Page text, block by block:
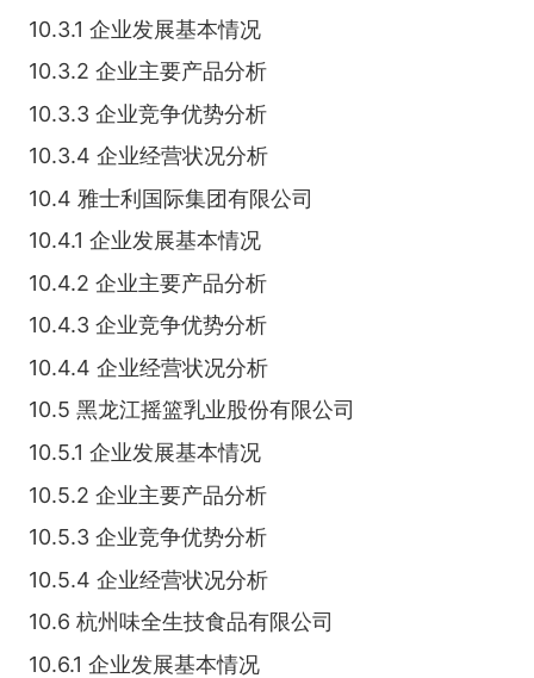
10.3.1 企业发展基本情况
10.3.2 企业主要产品分析
10.3.3 企业竞争优势分析
10.3.4 企业经营状况分析
10.4 雅士利国际集团有限公司
10.4.1 企业发展基本情况
10.4.2 企业主要产品分析
10.4.3 企业竞争优势分析
10.4.4 企业经营状况分析
10.5 黑龙江摇篮乳业股份有限公司
10.5.1 企业发展基本情况
10.5.2 企业主要产品分析
10.5.3 企业竞争优势分析
10.5.4 企业经营状况分析
10.6 杭州味全生技食品有限公司
10.6.1 企业发展基本情况